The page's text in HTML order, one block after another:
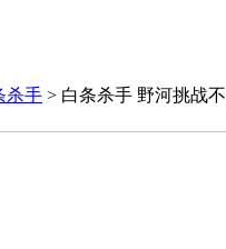
杀手 > 白条杀手 野河挑战